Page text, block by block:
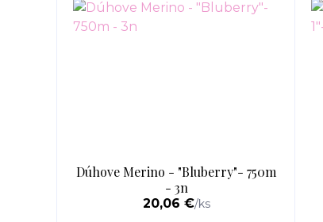
Dúhove Merino - "Bluberry"- 750m
- 3n
20,06 €/ks